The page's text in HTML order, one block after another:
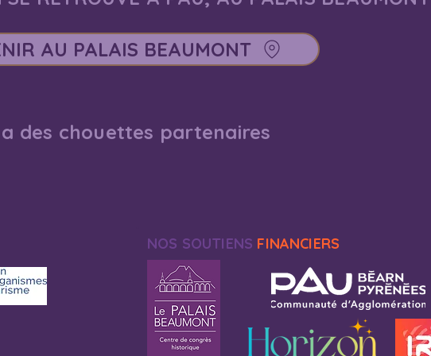
AU PALAIS BEAUMONT
des chouettes partenaires
NOS SOUTIENS FINANCIERS